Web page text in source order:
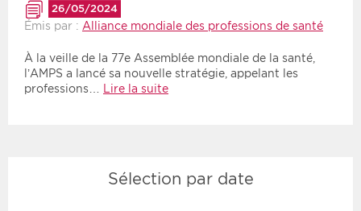
26/05/2024
Émis par : Alliance mondiale des professions de santé
À la veille de la 77e Assemblée mondiale de la santé,
l’AMPS a lancé sa nouvelle stratégie, appelant les
professions…
Lire la suite
Sélection par date